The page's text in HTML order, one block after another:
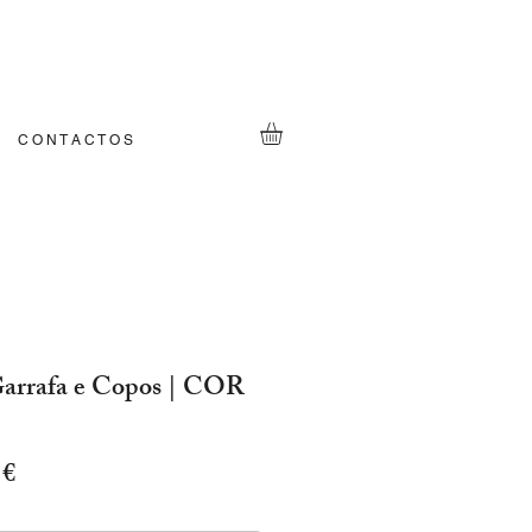
C O N T A C T O S
e Copos | COR
Preço